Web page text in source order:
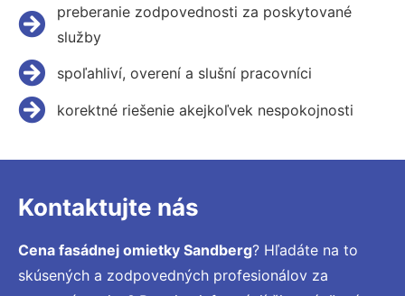
preberanie zodpovednosti za poskytované
služby
spoľahliví, overení a slušní pracovníci
korektné riešenie akejkoľvek nespokojnosti
Kontaktujte nás
Cena fasádnej omietky Sandberg? Hľadáte na to
skúsených a zodpovedných profesionálov za